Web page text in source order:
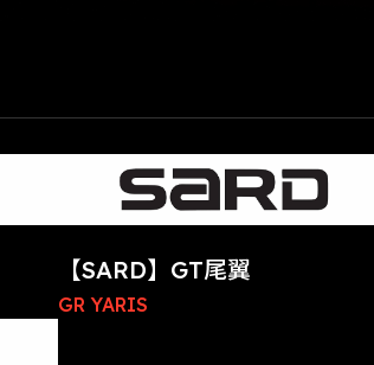
【SARD】GT尾翼
GR YARIS